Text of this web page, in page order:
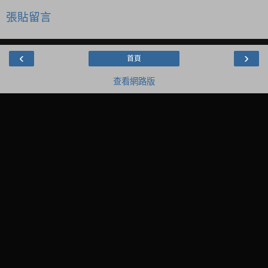
張貼留言
‹ ›
首頁
查看網路版